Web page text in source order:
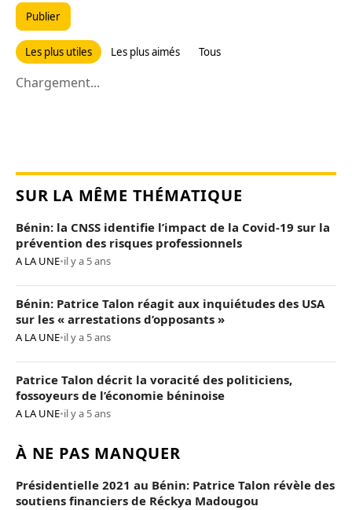
Publier
Les plus utiles Les plus aimés Tous
Chargement...
SUR LA MÊME THÉMATIQUE
Bénin: la CNSS identifie l’impact de la Covid-19 sur la
prévention des risques professionnels
A LA UNE•il y a 5 ans
Bénin: Patrice Talon réagit aux inquiétudes des USA
sur les « arrestations d’opposants »
A LA UNE•il y a 5 ans
Patrice Talon décrit la voracité des politiciens,
fossoyeurs de l’économie béninoise
A LA UNE•il y a 5 ans
À NE PAS MANQUER
Présidentielle 2021 au Bénin: Patrice Talon révèle des
soutiens financiers de Réckya Madougou